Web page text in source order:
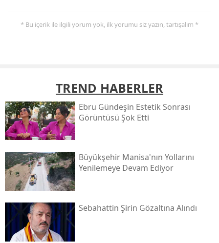
* Bu içerik ile ilgili yorum yok, ilk yorumu siz yazın, tartışalım *
TREND HABERLER
Ebru Gündeşin Estetik Sonrası
Görüntüsü Şok Etti
Büyükşehir Manisa'nın Yollarını
Yenilemeye Devam Ediyor
Sebahattin Şirin Gözaltına Alındı